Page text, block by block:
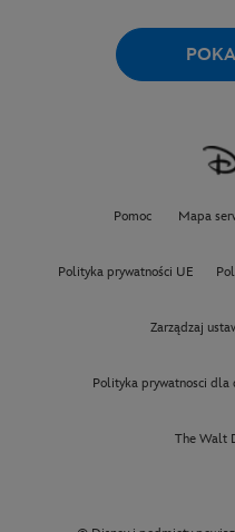
Pomoc Mapa
Polityka prywatności UE
Zarządzaj
Polityka prywatnosci dla
The Walt